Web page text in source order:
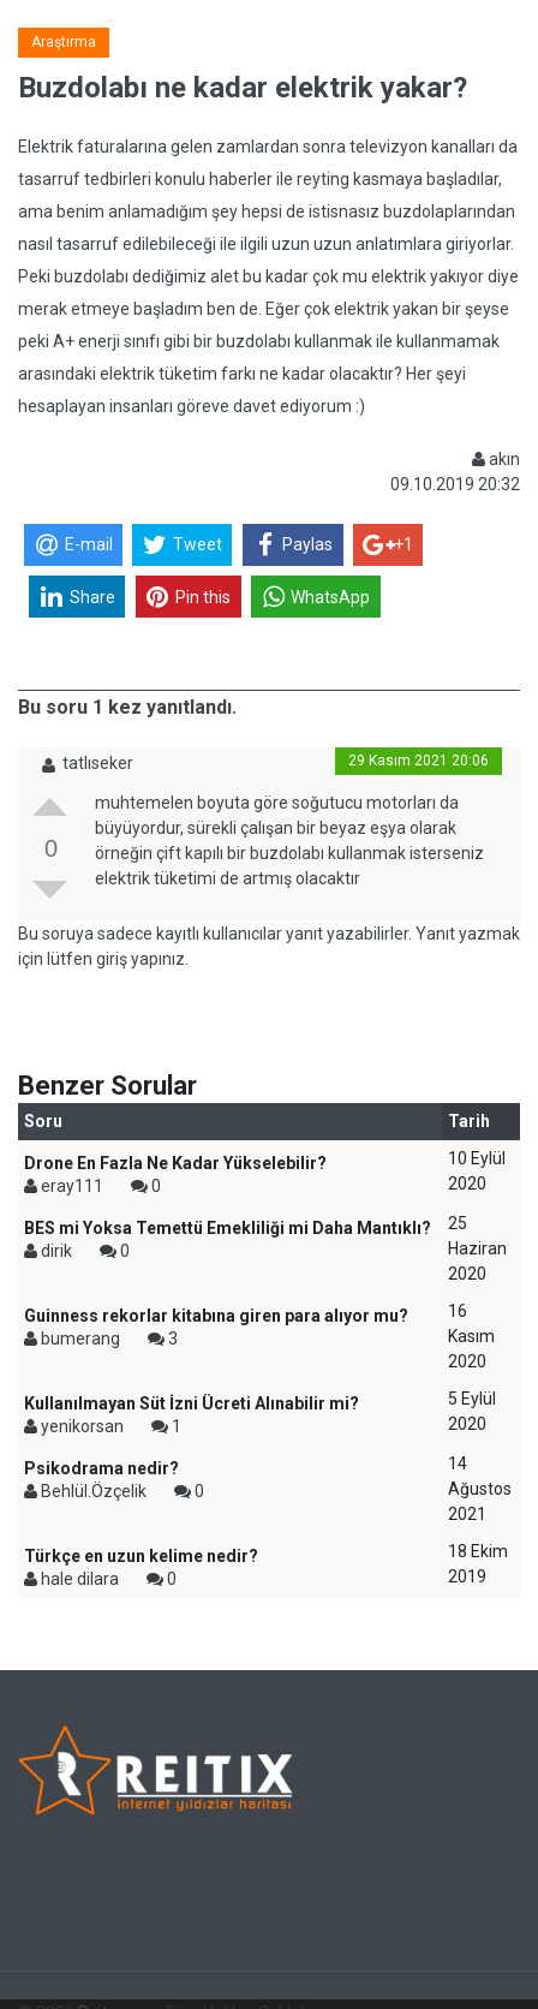
Araştırma
Buzdolabı ne kadar elektrik yakar?
Elektrik faturalarına gelen zamlardan sonra televizyon kanalları da
tasarruf tedbirleri konulu haberler ile reyting kasmaya başladılar,
ama benim anlamadığım şey hepsi de istisnasız buzdolaplarından
nasıl tasarruf edilebileceği ile ilgili uzun uzun anlatımlara giriyorlar.
Peki buzdolabı dediğimiz alet bu kadar çok mu elektrik yakıyor diye
merak etmeye başladım ben de. Eğer çok elektrik yakan bir şeyse
peki A+ enerji sınıfı gibi bir buzdolabı kullanmak ile kullanmamak
arasındaki elektrik tüketim farkı ne kadar olacaktır? Her şeyi
hesaplayan insanları göreve davet ediyorum :)
akın
09.10.2019 20:32
E-mail Tweet Paylas +1
Share Pin this WhatsApp
Bu soru 1 kez yanıtlandı.
tatlıseker 29 Kasım 2021 20:06
0
muhtemelen boyuta göre soğutucu motorları da
büyüyordur, sürekli çalışan bir beyaz eşya olarak
örneğin çift kapılı bir buzdolabı kullanmak isterseniz
elektrik tüketimi de artmış olacaktır
Bu soruya sadece kayıtlı kullanıcılar yanıt yazabilirler. Yanıt yazmak
için lütfen giriş yapınız.
Benzer Sorular
Soru Tarih
Drone En Fazla Ne Kadar Yükselebilir?
eray111
0
10 Eylül
2020
BES mi Yoksa Temettü Emekliliği mi Daha Mantıklı?
dirik
0
25
Haziran
2020
Guinness rekorlar kitabına giren para alıyor mu?
bumerang
3
16
Kasım
2020
Kullanılmayan Süt İzni Ücreti Alınabilir mi?
yenikorsan
1
5 Eylül
2020
Psikodrama nedir?
Behlül.Özçelik
0
14
Ağustos
2021
Türkçe en uzun kelime nedir?
hale dilara
0
18 Ekim
2019